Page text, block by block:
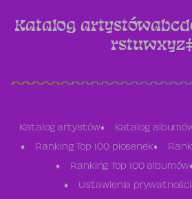
Katalog artystówabcd
rstuwxyz
Katalog artystów Katalog
Ranking Top 100 piosenek
Ranking Top 100 albumów
Ustawienia prywatności